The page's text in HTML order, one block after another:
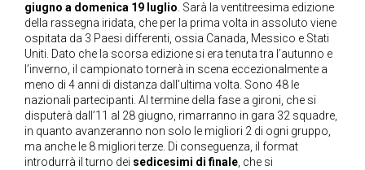
giugno a domenica 19 luglio. Sarà la ventitreesima edizione
della rassegna iridata, che per la prima volta in assoluto viene
ospitata da 3 Paesi differenti, ossia Canada, Messico e Stati
Uniti. Dato che la scorsa edizione si era tenuta tra l’autunno e
l’inverno, il campionato tornerà in scena eccezionalmente a
meno di 4 anni di distanza dall’ultima volta. Sono 48 le
nazionali partecipanti. Al termine della fase a gironi, che si
disputerà dall’11 al 28 giugno, rimarranno in gara 32 squadre,
in quanto avanzeranno non solo le migliori 2 di ogni gruppo,
ma anche le 8 migliori terze. Di conseguenza, il format
introdurrà il turno dei sedicesimi di finale, che si